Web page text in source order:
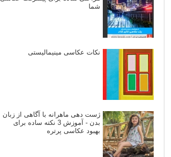
شما
نکات عکاسی مینیمالیستی
ژست دهی ماهرانه با آگاهی از زبان
بدن - آموزش 3 نکته ساده برای
بهبود عکاسی پرتره